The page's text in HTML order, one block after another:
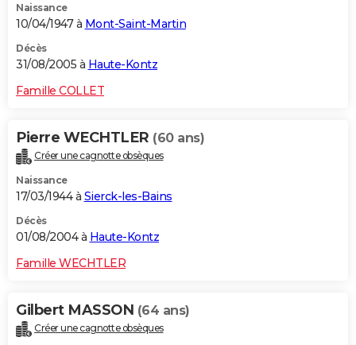
Naissance
10/04/1947 à Mont-Saint-Martin
Décès
31/08/2005 à Haute-Kontz
Famille COLLET
Pierre WECHTLER (60 ans)
Créer une cagnotte obsèques
Naissance
17/03/1944 à Sierck-les-Bains
Décès
01/08/2004 à Haute-Kontz
Famille WECHTLER
Gilbert MASSON (64 ans)
Créer une cagnotte obsèques